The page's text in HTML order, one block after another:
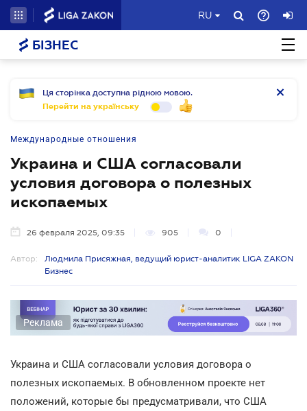
RU
БІЗНЕС
Ця сторінка доступна рідною мовою.
Перейти на українську
Международные отношения
Украина и США согласовали
условия договора о полезных
ископаемых
26 февраля 2025, 09:35 905 0
Автор:
Людмила Присяжная, ведущий юрист-аналитик LIGA ZAKON
Бизнес
Реклама
Украина и США согласовали условия договора о
полезных ископаемых. В обновленном проекте нет
положений, которые бы предусматривали, что США